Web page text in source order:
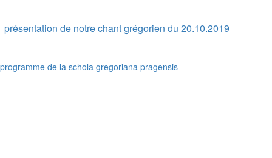
présentation de notre chant grégorien du 20.10.2019
programme de la schola gregoriana pragensis